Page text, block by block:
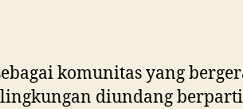
komunitas yang
diundang